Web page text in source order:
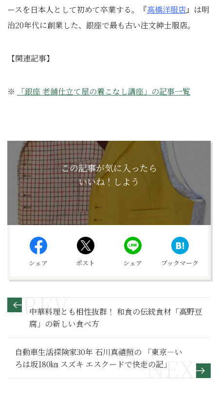
ースを日本人として初めて卒業する。『髙橋洋服店』は明
治20年代に創業した、銀座で最も古い注文紳士服店。
【関連記事】
※ 「銀座 老舗仕立て屋の着こなし講座」の記事一覧
この記事が気に入ったら
いいね！しよう
シェア ポスト シェア ブックマーク
中華料理とも相性抜群！ 和食の伝統食材「高野豆
腐」の新しい食べ方
自動車生活探険家30年 石川真禧照の 「東京―い
ろは坂180㎞ スズキ エスクードで快走の記」